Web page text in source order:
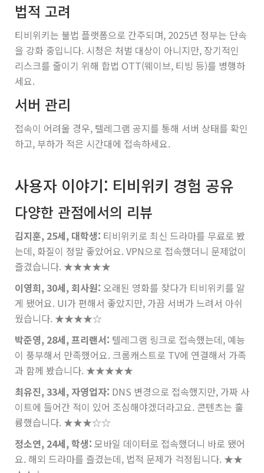
법적 고려
티비위키는 불법 플랫폼으로 간주되며, 2025년 정부는 단속
을 강화 중입니다. 시청은 처벌 대상이 아니지만, 장기적인
리스크를 줄이기 위해 합법 OTT(웨이브, 티빙 등)를 병행하
세요.
서버 관리
접속이 어려울 경우, 텔레그램 공지를 통해 서버 상태를 확인
하고, 부하가 적은 시간대에 접속하세요.
사용자 이야기: 티비위키 경험 공유
다양한 관점에서의 리뷰
김지훈, 25세, 대학생: 티비위키로 최신 드라마를 무료로 봤
는데, 화질이 정말 좋았어요. VPN으로 접속했더니 문제없이
즐겼습니다. ★★★★★
이영희, 30세, 회사원: 오래된 영화를 찾다가 티비위키를 알
게 됐어요. UI가 편해서 좋았지만, 가끔 서버가 느려서 아쉬
웠습니다. ★★★★☆
박준영, 28세, 프리랜서: 텔레그램 링크로 접속했는데, 예능
이 풍부해서 만족했어요. 크롬캐스트로 TV에 연결해서 가족
과 함께 봤습니다. ★★★★★
최유진, 33세, 자영업자: DNS 변경으로 접속했지만, 가짜 사
이트에 들어간 적이 있어 조심해야겠더라고요. 콘텐츠는 훌
륭했습니다. ★★★☆☆
정소연, 24세, 학생: 모바일 데이터로 접속했더니 바로 됐어
요. 해외 드라마를 즐겼는데, 법적 문제가 걱정됩니다. ★★